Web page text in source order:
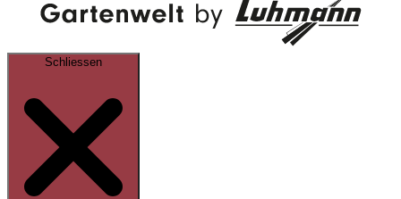
Schliessen